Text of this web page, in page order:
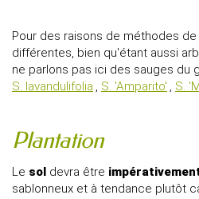
Pour des raisons de méthodes
différentes, bien qu'étant aussi
ne parlons pas ici des sauges du
S. lavandulifolia , S. 'Amparito' , S.
Plantation
Le sol devra être
sablonneux et à tendance plutôt